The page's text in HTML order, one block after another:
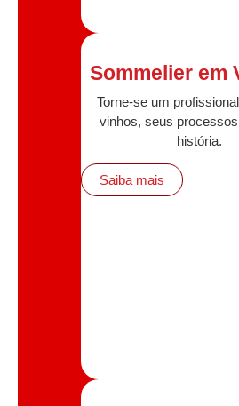
Sommelier em
Torne-se um
vinhos, seus
história.
Saiba mais